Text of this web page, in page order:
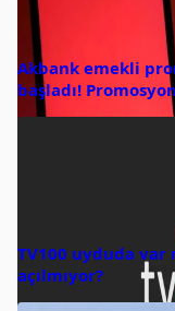
Akbank emekli
başladı!
TV100 uyduda var
açılmıyor?